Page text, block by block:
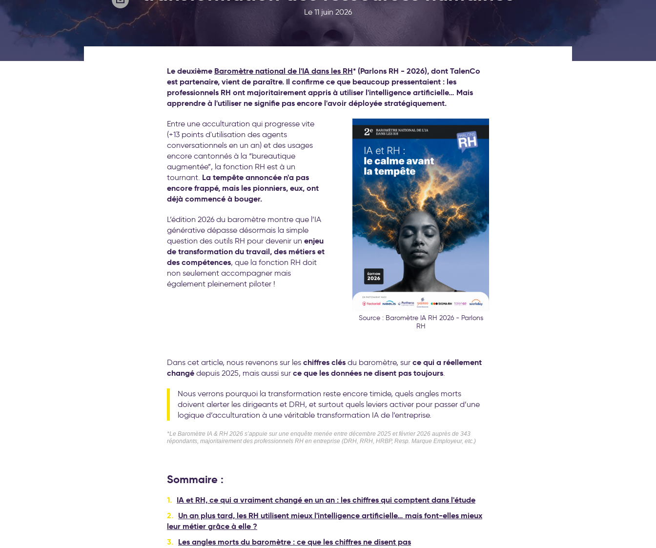
Le 11 juin 2026
Le deuxième Baromètre national de l'IA dans les RH* (Parlons RH - 2026), dont TalenCo
est partenaire, vient de paraître. Il confirme ce que beaucoup pressentaient : les
professionnels RH ont majoritairement appris à utiliser l'intelligence artificielle… Mais
apprendre à l'utiliser ne signifie pas encore l'avoir déployée stratégiquement.
Source : Baromètre IA RH 2026 - Parlons
RH
Entre une acculturation qui progresse vite
(+13 points d'utilisation des agents
conversationnels en un an) et des usages
encore cantonnés à la “bureautique
augmentée”, la fonction RH est à un
tournant. La tempête annoncée n'a pas
encore frappé, mais les pionniers, eux, ont
déjà commencé à bouger.
L’édition 2026 du baromètre montre que l’IA
générative dépasse désormais la simple
question des outils RH pour devenir un enjeu
de transformation du travail, des métiers et
des compétences, que la fonction RH doit
non seulement accompagner mais
également pleinement piloter !
Dans cet article, nous revenons sur les chiffres clés du baromètre, sur ce qui a réellement
changé depuis 2025, mais aussi sur ce que les données ne disent pas toujours.
Nous verrons pourquoi la transformation reste encore timide, quels angles morts
doivent alerter les dirigeants et DRH, et surtout quels leviers activer pour passer d’une
logique d’acculturation à une véritable transformation IA de l’entreprise.
*Le Baromètre IA & RH 2026 s’appuie sur une enquête menée entre décembre 2025 et février 2026 auprès de 343
répondants, majoritairement des professionnels RH en entreprise (DRH, RRH, HRBP, Resp. Marque Employeur, etc.)
Sommaire :
IA et RH, ce qui a vraiment changé en un an : les chiffres qui comptent dans l'étude
Un an plus tard, les RH utilisent mieux l'intelligence artificielle… mais font-elles mieux
leur métier grâce à elle ?
Les angles morts du baromètre : ce que les chiffres ne disent pas